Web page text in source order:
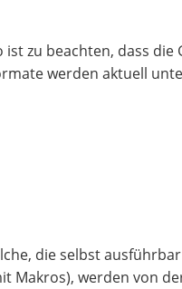
zu beachten, dass
werden aktuell
die selbst
Makros), werden von